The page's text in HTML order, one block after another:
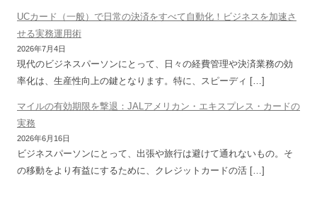
UCカード（一般）で日常の決済をすべて自動化！ビジネスを加速さ
せる実務運用術
2026年7月4日
現代のビジネスパーソンにとって、日々の経費管理や決済業務の効
率化は、生産性向上の鍵となります。特に、スピーディ […]
マイルの有効期限を撃退：JALアメリカン・エキスプレス・カードの
実務
2026年6月16日
ビジネスパーソンにとって、出張や旅行は避けて通れないもの。そ
の移動をより有益にするために、クレジットカードの活 […]